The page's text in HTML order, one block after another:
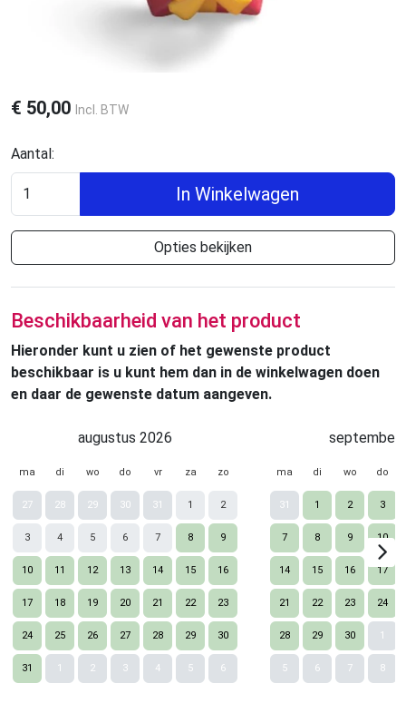
€ 50,00 Incl. BTW
Aantal:
In Winkelwagen
Opties bekijken
Beschikbaarheid van het product
Hieronder kunt u zien of het gewenste product
beschikbaar is u kunt hem dan in de winkelwagen doen
en daar de gewenste datum aangeven.
augustus 2026
ma di wo do vr za zo
27 28 29 30 31 1 2
3 4 5 6 7 8 9
10 11 12 13 14 15 16
17 18 19 20 21 22 23
24 25 26 27 28 29 30
31 1 2 3 4 5 6
september
ma di wo do
31 1 2 3
7 8 9 10
14 15 16 17
21 22 23 24
28 29 30 1
5 6 7 8